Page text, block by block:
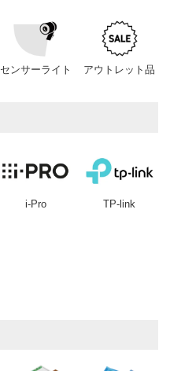
センサーライト アウトレット品
i-Pro TP-link